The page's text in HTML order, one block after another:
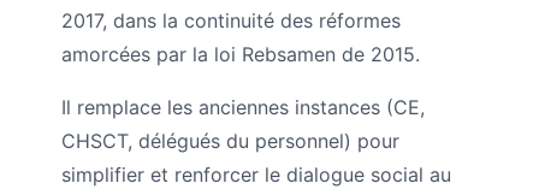
2017, dans la continuité des réformes
amorcées par la loi Rebsamen de 2015.
Il remplace les anciennes instances (CE,
CHSCT, délégués du personnel) pour
simplifier et renforcer le dialogue social au